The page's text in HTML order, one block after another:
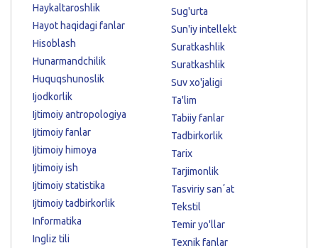
Haykaltaroshlik
Hayot haqidagi fanlar
Hisoblash
Hunarmandchilik
Huquqshunoslik
Ijodkorlik
Ijtimoiy antropologiya
Ijtimoiy fanlar
Ijtimoiy himoya
Ijtimoiy ish
Ijtimoiy statistika
Ijtimoiy tadbirkorlik
Informatika
Ingliz tili
Sug'urta
Sun'iy intellekt
Suratkashlik
Suratkashlik
Suv xo'jaligi
Ta'lim
Tabiiy fanlar
Tadbirkorlik
Tarix
Tarjimonlik
Tasviriy sanʼat
Tekstil
Temir yo'llar
Texnik fanlar